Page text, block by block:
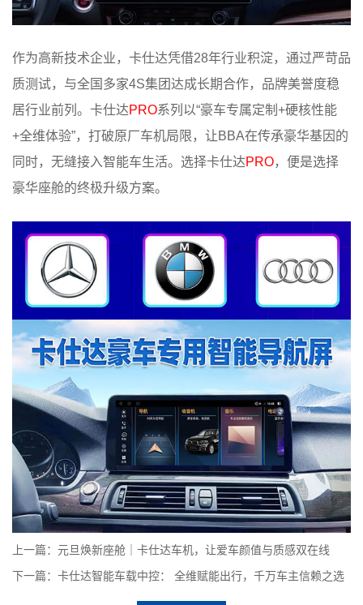
作为高新技术企业，卡仕达凭借28年行业积淀，通过严苛品
质测试，与全国多家4S集团达成长期合作，品牌美誉度稳
居行业前列。卡仕达PRO系列以“豪车专属定制+硬核性能
+全维体验”，打破原厂车机局限，让BBA在传承豪华基因的
同时，无缝接入智能车生活。选择卡仕达PRO，便是选择
豪华座舱的终极升级方案。
上一篇：元旦焕新座舱｜卡仕达车机，让爱车颜值与质感双在线
下一篇：卡仕达智能车载中控： 全维赋能出行，千万车主信赖之选